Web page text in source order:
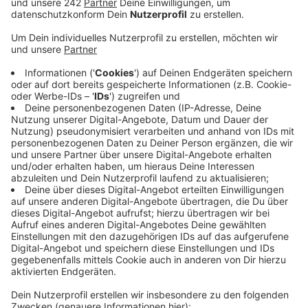
werden.
Anzeige
Sie sollen zu einer Diebes- und Hehlerbande gehören,
die im Verdacht steht im Sommer rund um Kölner
Campingplätze viele Räder gestohlen und dann nach
Rumänien geschafft zu haben.
Die Kölner Staatsanwaltschaft hat das Verfahren
jetzt übernommen, deshalb werden auch über 50
wahrscheinlich gestohlene Räder nach Deutschland
gebracht.
Kölner und rumänische Polizeibehörden hatten die
mutmaßlichen Anführer in Köln festgenommen.